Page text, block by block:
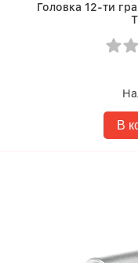
Головка 12-ти
В